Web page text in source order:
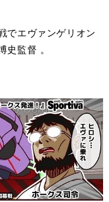
でエヴァンゲリオン
史監督 。